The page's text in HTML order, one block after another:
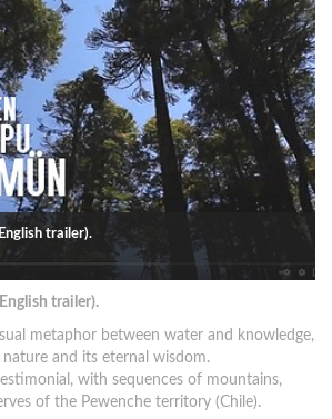
trailer).
trailer).
metaphor between water and knowledge,
and its eternal wisdom.
with sequences of mountains,
of the Pewenche territory (Chile).